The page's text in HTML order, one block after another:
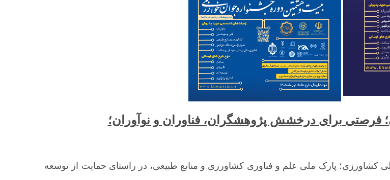
فرصتی برای درخشش پژوهشگران، فناوران و نوآوران؛
کشاورزی؛ پارک ملی علم و فناوری کشاورزی و منابع طبیعی، در راستای حمایت از توسعه